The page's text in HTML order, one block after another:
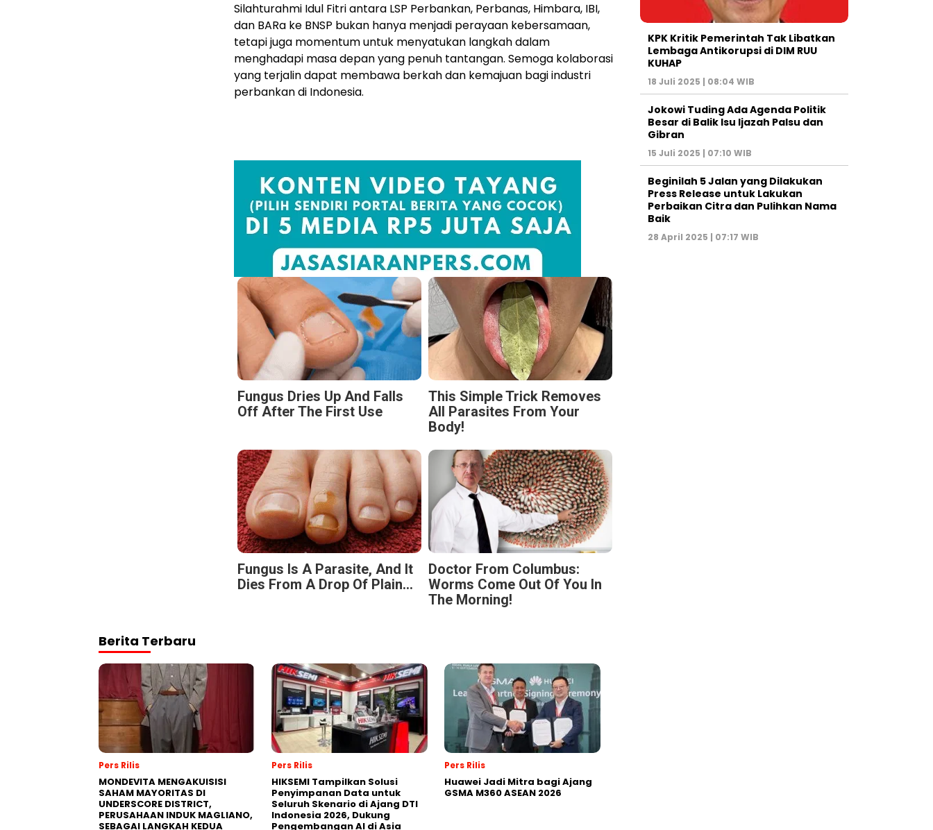
Silahturahmi Idul Fitri antara LSP Perbankan, Perbanas, Himbara, IBI,
dan BARa ke BNSP bukan hanya menjadi perayaan kebersamaan,
tetapi juga momentum untuk menyatukan langkah dalam
menghadapi masa depan yang penuh tantangan. Semoga kolaborasi
yang terjalin dapat membawa berkah dan kemajuan bagi industri
perbankan di Indonesia.
Fungus Dries Up And Falls
Off After The First Use
This Simple Trick Removes
All Parasites From Your
Body!
Fungus Is A Parasite, And It
Dies From A Drop Of Plain...
Doctor From Columbus:
Worms Come Out Of You In
The Morning!
Berita Terbaru
Pers Rilis
MONDEVITA MENGAKUISISI
SAHAM MAYORITAS DI
UNDERSCORE DISTRICT,
PERUSAHAAN INDUK MAGLIANO,
SEBAGAI LANGKAH KEDUA
Pers Rilis
HIKSEMI Tampilkan Solusi
Penyimpanan Data untuk
Seluruh Skenario di Ajang DTI
Indonesia 2026, Dukung
Pengembangan AI di Asia
Pers Rilis
Huawei Jadi Mitra bagi Ajang
GSMA M360 ASEAN 2026
KPK Kritik Pemerintah Tak Libatkan
Lembaga Antikorupsi di DIM RUU
KUHAP
18 Juli 2025 | 08:04 WIB
Jokowi Tuding Ada Agenda Politik
Besar di Balik Isu Ijazah Palsu dan
Gibran
15 Juli 2025 | 07:10 WIB
Beginilah 5 Jalan yang Dilakukan
Press Release untuk Lakukan
Perbaikan Citra dan Pulihkan Nama
Baik
28 April 2025 | 07:17 WIB